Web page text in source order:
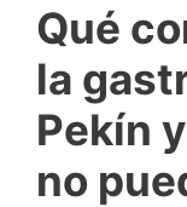
Qué
la
Pekín
no